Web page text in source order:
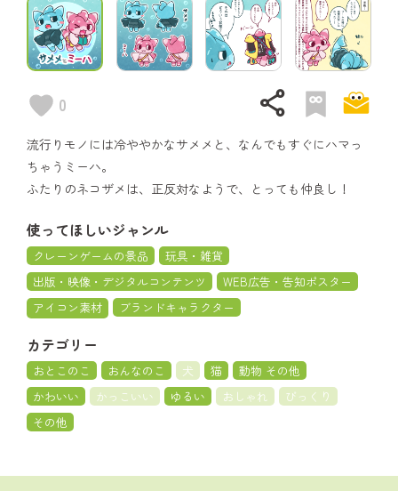
0 share
流行りモノには冷ややかなサメメと、なんでもすぐにハマっ
ちゃうミーハ。
ふたりのネコザメは、正反対なようで、とっても仲良し！
使ってほしいジャンル
クレーンゲームの景品
玩具・雑貨
出版・映像・デジタルコンテンツ
WEB広告・告知ポスター
アイコン素材
ブランドキャラクター
カテゴリー
おとこのこ おんなのこ 犬 猫
動物 その他
かわいい
かっこいい ゆるい おしゃれ
びっくり
その他